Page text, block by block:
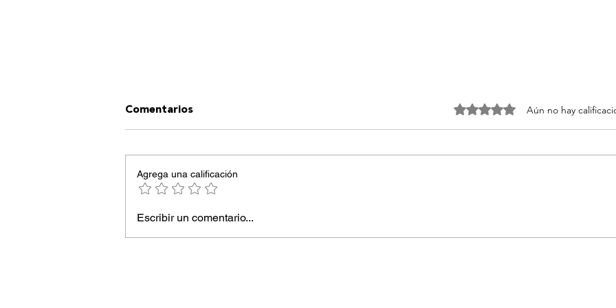
Ibiza inspira moda
Comentarios Obtuvo 0 de 5 estrellas.Aún no hay
Agrega una calificación
Escribir un comentario...